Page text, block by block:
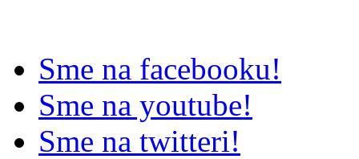
Sme na facebooku!
Sme na youtube!
Sme na twitteri!